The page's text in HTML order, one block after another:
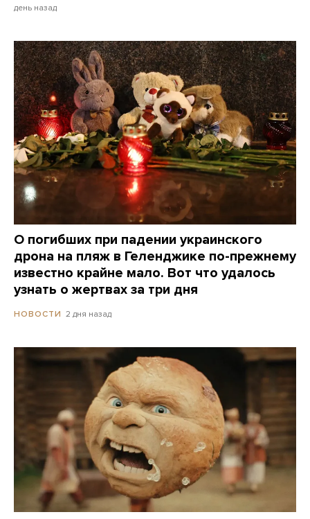
день назад
О погибших при падении украинского
дрона на пляж в Геленджике по-прежнему
известно крайне мало. Вот что удалось
узнать о жертвах за три дня
НОВОСТИ 2 дня назад